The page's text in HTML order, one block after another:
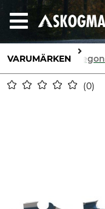
VARUMÄRKEN Oregon
0